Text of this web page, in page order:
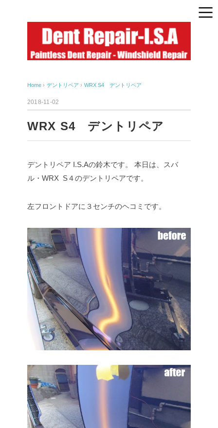
Home › デントリペア › WRX S4 デントリペア
2018-11-02
WRX S4 デントリペア
デントリペア I.S.Aの鈴木です。
本日は、スバ
ル・WRX S４のデントリペアです。
左フロントドアに３センチのヘコミです。